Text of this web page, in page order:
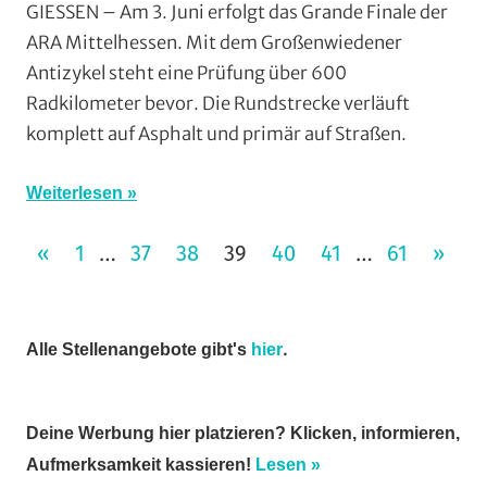
Jedermann
Rundstrecke
Wohin
am
GIESSEN – Am 3. Juni erfolgt das Grande Finale der
ARA Mittelhessen. Mit dem Großenwiedener
Antizykel steht eine Prüfung über 600
Radkilometer bevor. Die Rundstrecke verläuft
komplett auf Asphalt und primär auf Straßen.
Weiterlesen
Seitennummerierung
Beiträge
« VORHERIGE
1 … 37 38 39 40 41 … 61 »
Alle Stellenangebote gibt's hier.
Deine Werbung hier platzieren? Klicken, informieren,
Aufmerksamkeit kassieren! Lesen »